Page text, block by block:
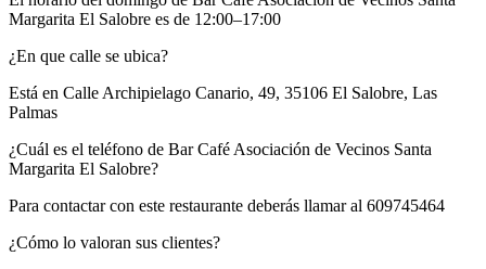
Margarita El Salobre es de 12:00–17:00
¿En que calle se ubica?
Está en Calle Archipielago Canario, 49, 35106 El Salobre, Las
Palmas
¿Cuál es el teléfono de Bar Café Asociación de Vecinos Santa
Margarita El Salobre?
Para contactar con este restaurante deberás llamar al 609745464
¿Cómo lo valoran sus clientes?